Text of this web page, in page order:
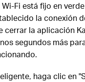
Wi-Fi está fijo en
la conexión
cerrar la aplicación
segundos más
haga clic en